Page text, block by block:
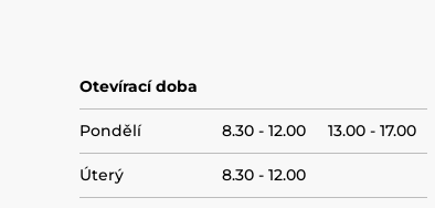
Otevírací doba
Pondělí 8.30 - 12.00 13.00 - 17.00
Úterý 8.30 - 12.00